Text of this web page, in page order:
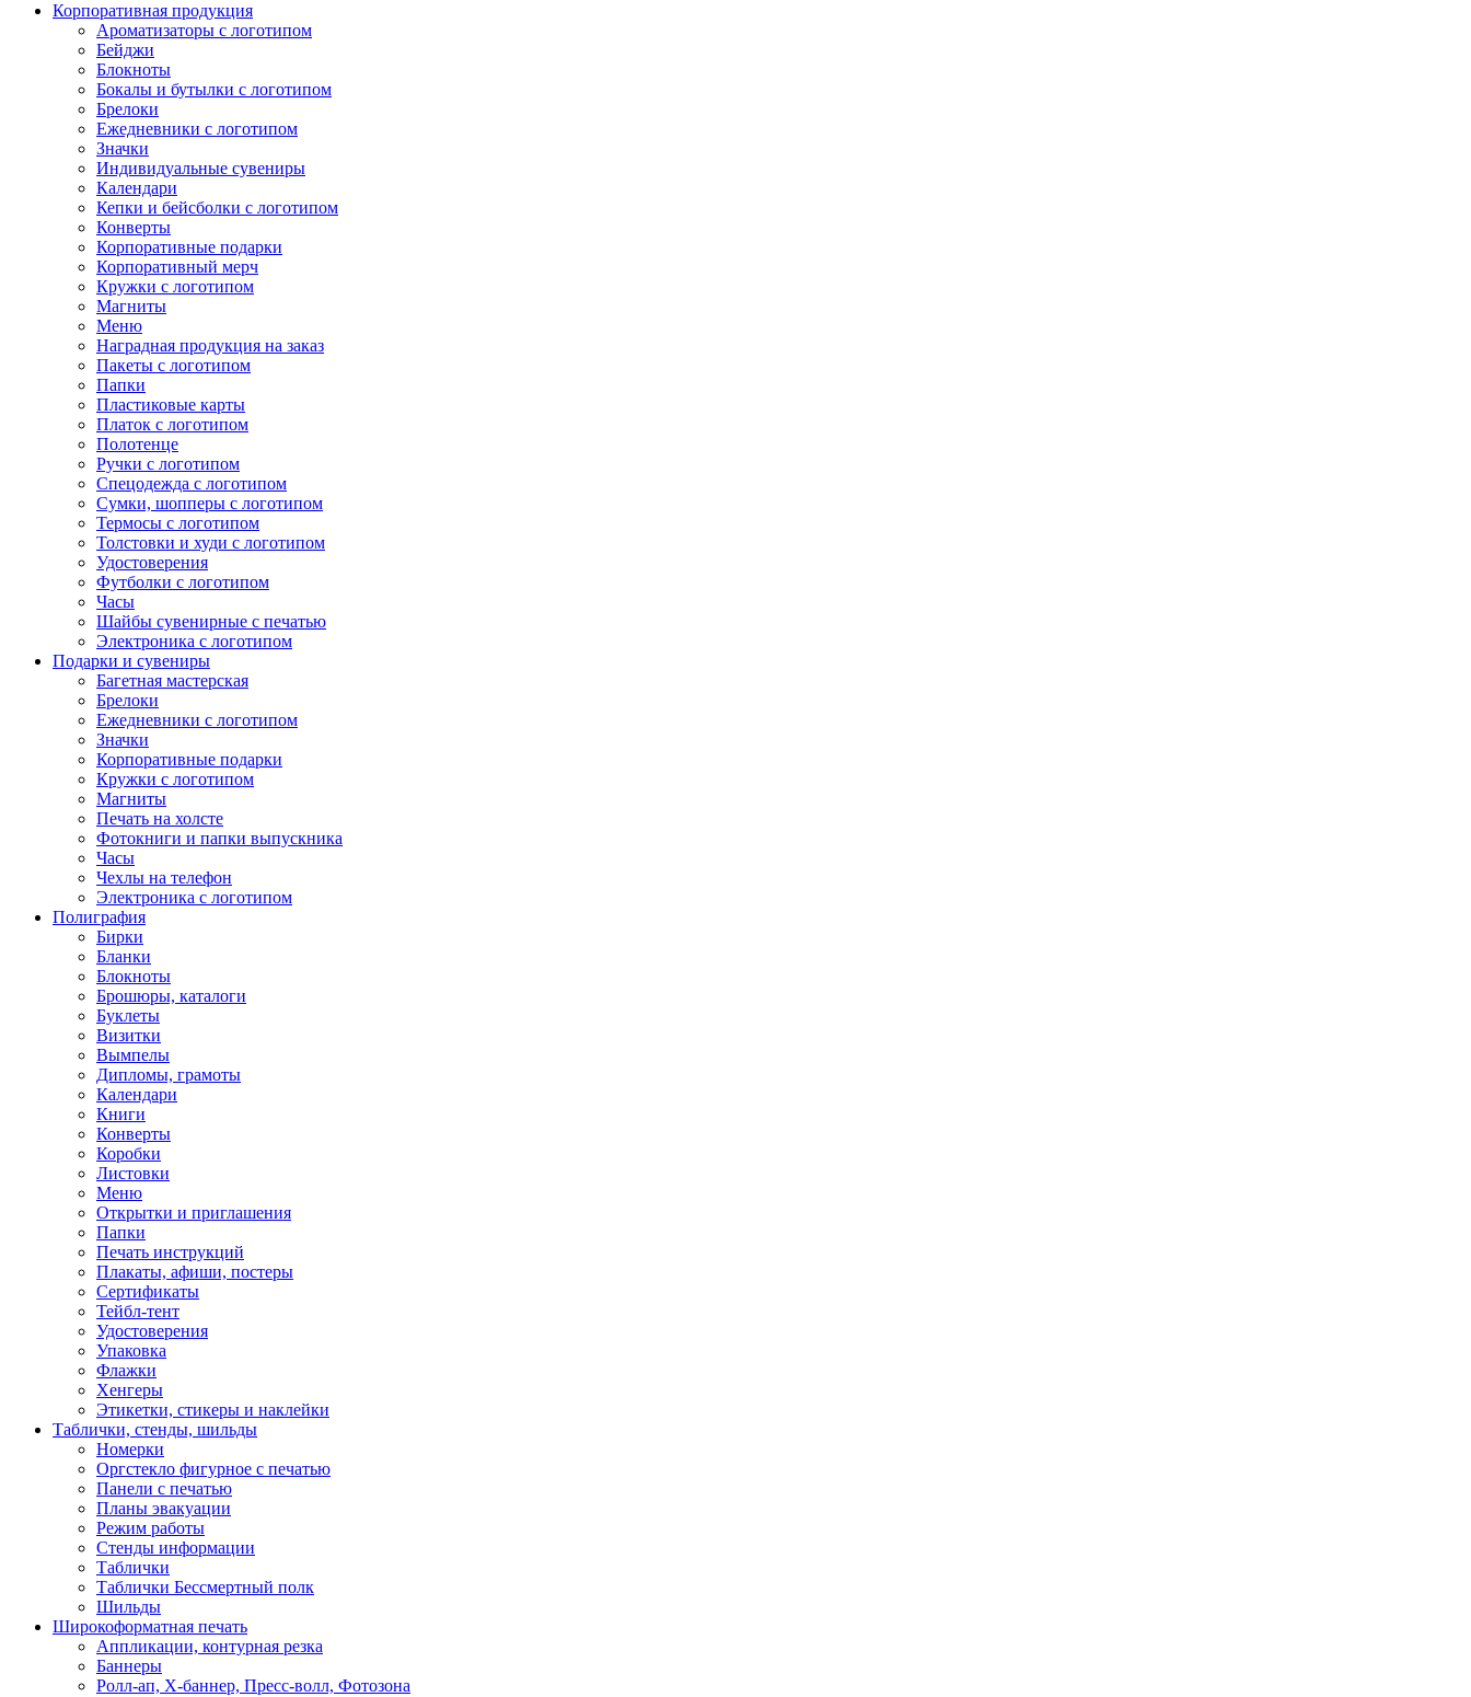
Корпоративная продукция
Ароматизаторы с логотипом
Бейджи
Блокноты
Бокалы и бутылки с логотипом
Брелоки
Ежедневники с логотипом
Значки
Индивидуальные сувениры
Календари
Кепки и бейсболки с логотипом
Конверты
Корпоративные подарки
Корпоративный мерч
Кружки с логотипом
Магниты
Меню
Наградная продукция на заказ
Пакеты с логотипом
Папки
Пластиковые карты
Платок с логотипом
Полотенце
Ручки с логотипом
Спецодежда с логотипом
Сумки, шопперы с логотипом
Термосы с логотипом
Толстовки и худи с логотипом
Удостоверения
Футболки с логотипом
Часы
Шайбы сувенирные с печатью
Электроника с логотипом
Подарки и сувениры
Багетная мастерская
Брелоки
Ежедневники с логотипом
Значки
Корпоративные подарки
Кружки с логотипом
Магниты
Печать на холсте
Фотокниги и папки выпускника
Часы
Чехлы на телефон
Электроника с логотипом
Полиграфия
Бирки
Бланки
Блокноты
Брошюры, каталоги
Буклеты
Визитки
Вымпелы
Дипломы, грамоты
Календари
Книги
Конверты
Коробки
Листовки
Меню
Открытки и приглашения
Папки
Печать инструкций
Плакаты, афиши, постеры
Сертификаты
Тейбл-тент
Удостоверения
Упаковка
Флажки
Хенгеры
Этикетки, стикеры и наклейки
Таблички, стенды, шильды
Номерки
Оргстекло фигурное с печатью
Панели с печатью
Планы эвакуации
Режим работы
Стенды информации
Таблички
Таблички Бессмертный полк
Шильды
Широкоформатная печать
Аппликации, контурная резка
Баннеры
Ролл-ап, X-баннер, Пресс-волл, Фотозона